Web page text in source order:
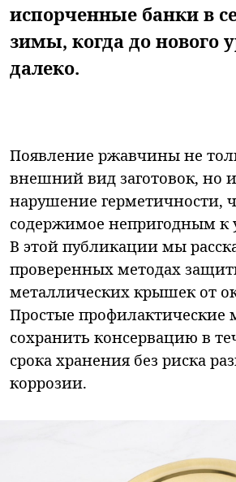
испорченные банки в
зимы, когда до нового
далеко.
Появление ржавчины не
внешний вид заготовок, но
нарушение герметичности,
содержимое непригодным к
В этой публикации мы
проверенных методах
металлических крышек от
Простые профилактические
сохранить консервацию в
срока хранения без риска
коррозии.